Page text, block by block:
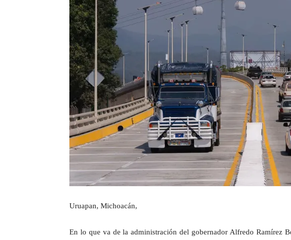
Uruapan, Michoacán,
En lo que va de la administración del gobernador Alfredo Ramírez